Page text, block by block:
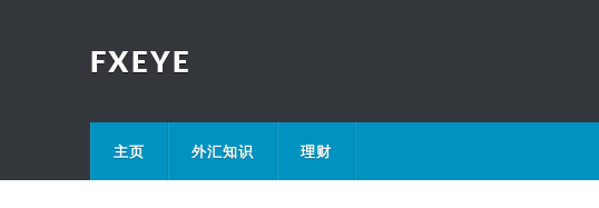
FXEYE
主页 外汇知识 理财